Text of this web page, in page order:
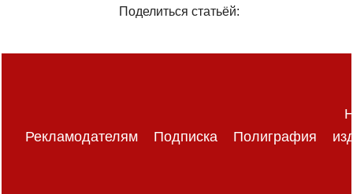
Поделиться статьёй:
Рекламодателям Подписка Полиграфия